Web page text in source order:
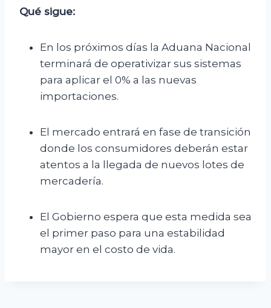
Qué sigue:
En los próximos días la Aduana Nacional
terminará de operativizar sus sistemas
para aplicar el 0% a las nuevas
importaciones.
El mercado entrará en fase de transición
donde los consumidores deberán estar
atentos a la llegada de nuevos lotes de
mercadería.
El Gobierno espera que esta medida sea
el primer paso para una estabilidad
mayor en el costo de vida.